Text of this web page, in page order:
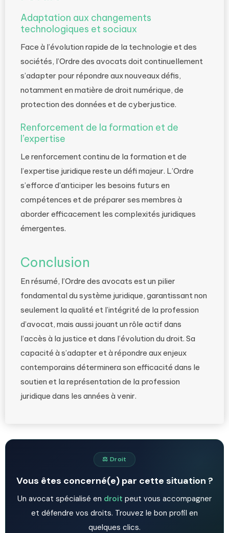
Adaptation aux changements
technologiques et sociaux
Face à l’évolution rapide de la technologie et des
sociétés, l’Ordre des avocats doit continuellement
s’adapter pour répondre aux nouveaux défis,
notamment en matière de droit numérique, de
protection des données et de cyberjustice.
Renforcement de la formation et de
l’expertise
Le renforcement continu de la formation et de
l’expertise juridique reste un défi majeur. L’Ordre
s’efforce d’anticiper les besoins futurs en
compétences et de préparer ses membres à
aborder efficacement les complexités juridiques
émergentes.
Conclusion
En résumé, l’Ordre des avocats est un pilier
fondamental du système juridique, garantissant non
seulement la qualité et l’intégrité de la profession
d’avocat, mais aussi jouant un rôle actif dans
l’accès à la justice et dans l’évolution du droit. Sa
capacité à s’adapter et à répondre aux enjeux
contemporains déterminera son efficacité dans le
soutien et la représentation de la profession
juridique dans les années à venir.
⚖️ Droit
Vous êtes concerné(e) par cette situation ?
Un avocat spécialisé en droit peut vous accompagner
et défendre vos droits. Trouvez le bon profil en
quelques clics.